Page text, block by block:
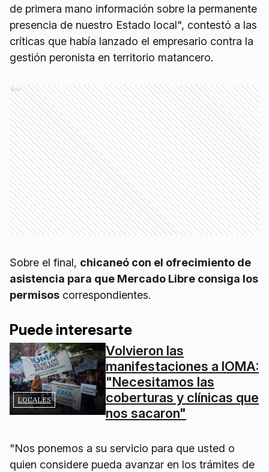
de primera mano información sobre la permanente
presencia de nuestro Estado local", contestó a las
críticas que había lanzado el empresario contra la
gestión peronista en territorio matancero.
Ads
Sobre el final, chicaneó con el ofrecimiento de
asistencia para que Mercado Libre consiga los
permisos correspondientes.
Puede interesarte
LOCALES
Volvieron las
manifestaciones a IOMA:
"Necesitamos las
coberturas y clínicas que
nos sacaron"
"Nos ponemos a su servicio para que usted o
quien considere pueda avanzar en los trámites de